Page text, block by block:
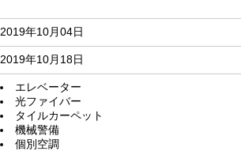
2019年10月04日
2019年10月18日
エレベーター
光ファイバー
タイルカーペット
機械警備
個別空調